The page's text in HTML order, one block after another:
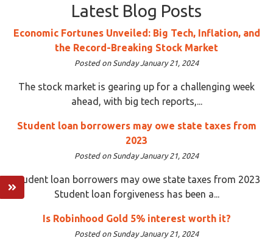
Latest Blog Posts
Economic Fortunes Unveiled: Big Tech, Inflation, and
the Record-Breaking Stock Market
Posted on Sunday January 21, 2024
The stock market is gearing up for a challenging week
ahead, with big tech reports,...
Student loan borrowers may owe state taxes from
2023
Posted on Sunday January 21, 2024
Student loan borrowers may owe state taxes from 2023
Student loan forgiveness has been a...
Is Robinhood Gold 5% interest worth it?
Posted on Sunday January 21, 2024